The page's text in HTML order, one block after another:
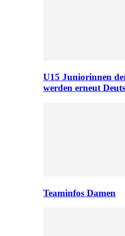
U15 Juniorinnen
werden erneut
Teaminfos Damen